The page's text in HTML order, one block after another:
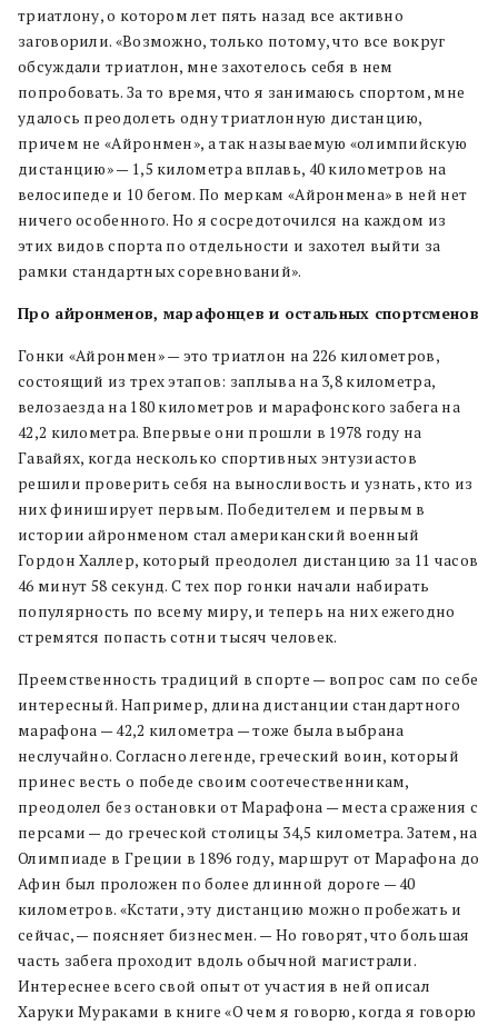
триатлону, о котором лет пять назад все активно
заговорили. «Возможно, только потому, что все вокруг
обсуждали триатлон, мне захотелось себя в нем
попробовать. За то время, что я занимаюсь спортом, мне
удалось преодолеть одну триатлонную дистанцию,
причем не «Айронмен», а так называемую «олимпийскую
дистанцию» — 1,5 километра вплавь, 40 километров на
велосипеде и 10 бегом. По меркам «Айронмена» в ней нет
ничего особенного. Но я сосредоточился на каждом из
этих видов спорта по отдельности и захотел выйти за
рамки стандартных соревнований».
Про айронменов, марафонцев и остальных спортсменов
Гонки «Айронмен» — это триатлон на 226 километров,
состоящий из трех этапов: заплыва на 3,8 километра,
велозаезда на 180 километров и марафонского забега на
42,2 километра. Впервые они прошли в 1978 году на
Гавайях, когда несколько спортивных энтузиастов
решили проверить себя на выносливость и узнать, кто из
них финиширует первым. Победителем и первым в
истории айронменом стал американский военный
Гордон Халлер, который преодолел дистанцию за 11 часов
46 минут 58 секунд. С тех пор гонки начали набирать
популярность по всему миру, и теперь на них ежегодно
стремятся попасть сотни тысяч человек.
Преемственность традиций в спорте — вопрос сам по себе
интересный. Например, длина дистанции стандартного
марафона — 42,2 километра — тоже была выбрана
неслучайно. Согласно легенде, греческий воин, который
принес весть о победе своим соотечественникам,
преодолел без остановки от Марафона — места сражения с
персами — до греческой столицы 34,5 километра. Затем, на
Олимпиаде в Греции в 1896 году, маршрут от Марафона до
Афин был проложен по более длинной дороге — 40
километров. «Кстати, эту дистанцию можно пробежать и
сейчас, — поясняет бизнесмен. — Но говорят, что большая
часть забега проходит вдоль обычной магистрали.
Интереснее всего свой опыт от участия в ней описал
Харуки Мураками в книге «О чем я говорю, когда я говорю